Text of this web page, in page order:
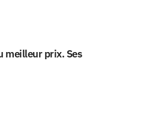
meilleur prix. Ses